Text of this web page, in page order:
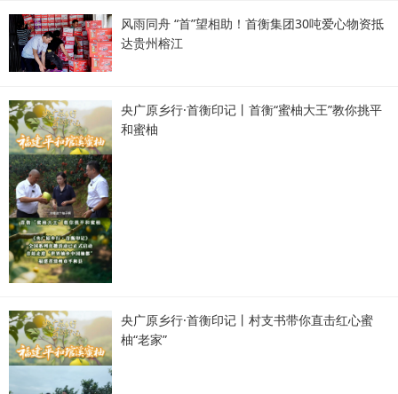
风雨同舟 “首”望相助！首衡集团30吨爱心物资抵
达贵州榕江
央广原乡行·首衡印记丨首衡“蜜柚大王”教你挑平
和蜜柚
央广原乡行·首衡印记丨村支书带你直击红心蜜
柚“老家”